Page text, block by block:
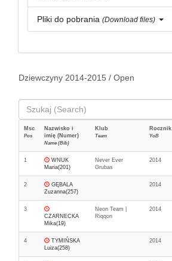
Pliki do pobrania (Download files)
Dziewczyny 2014-2015 / Open
Msc
Pos
Nazwisko i
imię (Numer)
Name (Bib)
Klub
Team
Rocznik
YoB
1
WNUK
Maria(201)
Never Ever
Grubas
2014
2
GĘBALA
Zuzanna(257)
2014
3
CZARNECKA
Mika(19)
Neon Team |
Riqqon
2014
4
TYMIŃSKA
Luiza(258)
2014